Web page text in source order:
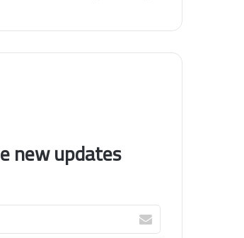
new updates!
بريدك